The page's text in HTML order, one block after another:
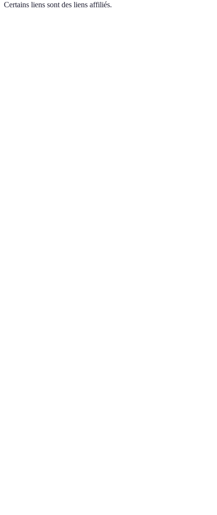
Certains liens sont des liens affiliés.